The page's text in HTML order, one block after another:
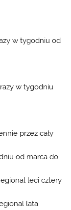
w tygodniu od
w tygodniu
przez cały
od marca do
leci cztery
lata